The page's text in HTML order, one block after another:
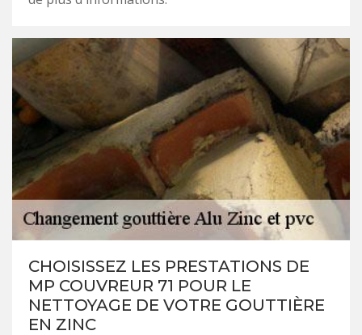
CHOISISSEZ LES PRESTATIONS DE
MP COUVREUR 71 POUR LE
NETTOYAGE DE VOTRE GOUTTIÈRE
EN ZINC